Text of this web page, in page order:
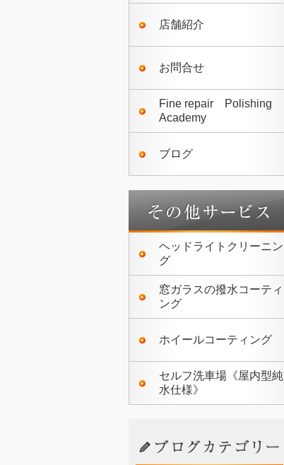
店舗紹介
お問合せ
Fine repair Polishing
Academy
ブログ
ヘッドライトクリーニン
グ
窓ガラスの撥水コーティ
ング
ホイールコーティング
セルフ洗車場《屋内型純
水仕様》